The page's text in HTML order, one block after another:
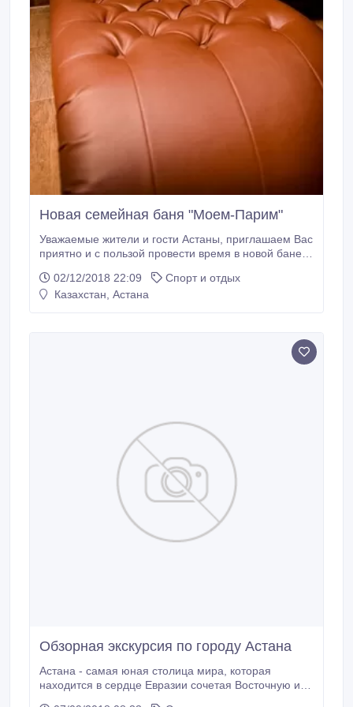
Новая семейная баня "Моем-Парим"
Уважаемые жители и гости Астаны, приглашаем Вас
приятно и с пользой провести время в новой бане
березовых дровах - душевые кабины - ушат с
холодной, освежающей водой - бар с холодным
02/12/2018 22:09
Спорт и отдых
Казахстан, Астана
Обзорная экскурсия по городу Астана
Астана - самая юная столица мира, которая
находится в сердце Евразии сочетая Восточную и